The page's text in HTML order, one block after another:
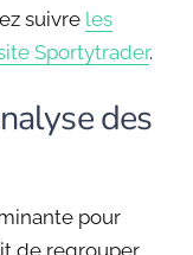
suivre les
Sportytrader.
des
pour
de regrouper